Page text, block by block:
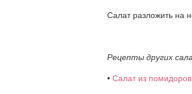
Салат разложить на
Рецепты других
• Салат из